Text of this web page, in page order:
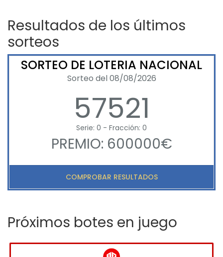
Resultados de los últimos
sorteos
SORTEO DE LOTERIA NACIONAL
Sorteo del 08/08/2026
57521
Serie: 0 - Fracción: 0
PREMIO: 600000€
COMPROBAR RESULTADOS
Próximos botes en juego